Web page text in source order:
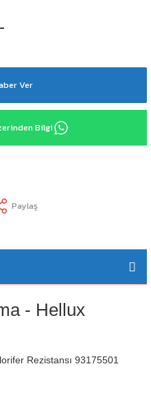
Ver
Bilgi
Paylaş
- Hellux
Rezistansı 93175501